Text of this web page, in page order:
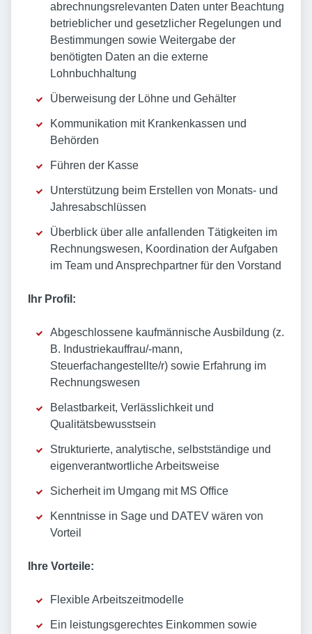
abrechnungsrelevanten Daten unter Beachtung
betrieblicher und gesetzlicher Regelungen und
Bestimmungen sowie Weitergabe der
benötigten Daten an die externe
Lohnbuchhaltung
Überweisung der Löhne und Gehälter
Kommunikation mit Krankenkassen und
Behörden
Führen der Kasse
Unterstützung beim Erstellen von Monats- und
Jahresabschlüssen
Überblick über alle anfallenden Tätigkeiten im
Rechnungswesen, Koordination der Aufgaben
im Team und Ansprechpartner für den Vorstand
Ihr Profil:
Abgeschlossene kaufmännische Ausbildung (z.
B. Industriekauffrau/-mann,
Steuerfachangestellte/r) sowie Erfahrung im
Rechnungswesen
Belastbarkeit, Verlässlichkeit und
Qualitätsbewusstsein
Strukturierte, analytische, selbstständige und
eigenverantwortliche Arbeitsweise
Sicherheit im Umgang mit MS Office
Kenntnisse in Sage und DATEV wären von
Vorteil
Ihre Vorteile:
Flexible Arbeitszeitmodelle
Ein leistungsgerechtes Einkommen sowie